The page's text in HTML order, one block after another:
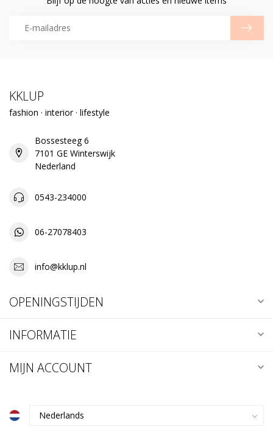
KKLUP
fashion · interior · lifestyle
Bossesteeg 6
7101 GE Winterswijk
Nederland
0543-234000
06-27078403
info@kklup.nl
OPENINGSTIJDEN
INFORMATIE
MIJN ACCOUNT